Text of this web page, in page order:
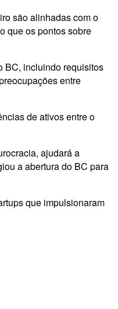
são alinhadas com o
que os pontos sobre
BC, incluindo requisitos
entre
de ativos entre o
ajudará a
a abertura do BC para
que impulsionaram